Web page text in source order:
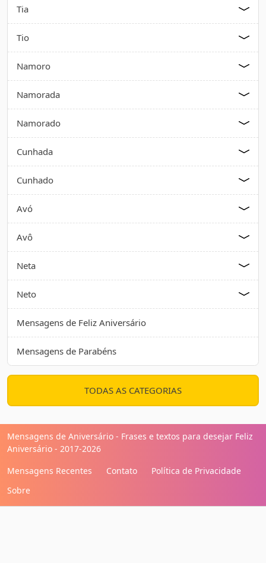
Tia
Tio
Namoro
Namorada
Namorado
Cunhada
Cunhado
Avó
Avô
Neta
Neto
Mensagens de Feliz Aniversário
Mensagens de Parabéns
TODAS AS CATEGORIAS
Mensagens de Aniversário - Frases e textos para desejar Feliz
Aniversário - 2017-2026
Mensagens Recentes
Contato
Política de Privacidade
Sobre